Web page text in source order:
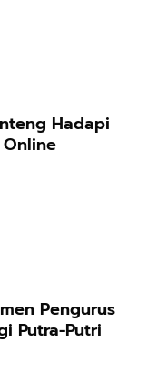
Hadapi
Pengurus
Putra-Putri